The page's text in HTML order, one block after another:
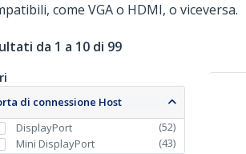
come VGA o HDMI, o viceversa.
da 1 a 10 di 99
di connessione Host
DisplayPort
(52)
Mini DisplayPort
(43)